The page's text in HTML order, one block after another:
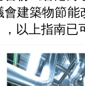
建築物節
以上指南已